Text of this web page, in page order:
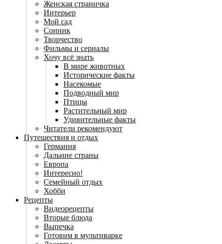
Женская страничка
Интерьер
Мой сад
Сонник
Творчество
Фильмы и сериалы
Хочу всё знать
В мире животных
Исторические факты
Насекомые
Подводный мир
Птицы
Растительный мир
Удивительные факты
Читатели рекомендуют
Путешествия и отдых
Германия
Дальние страны
Европа
Интересно!
Семейный отдых
Хобби
Рецепты
Видеорецепты
Вторые блюда
Выпечка
Готовим в мультиварке